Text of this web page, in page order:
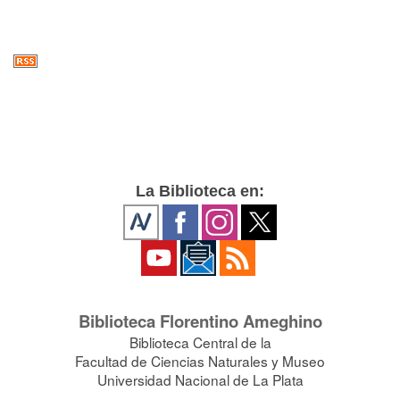
La Biblioteca en:
Biblioteca Florentino Ameghino
Biblioteca Central de la
Facultad de Ciencias Naturales y Museo
Universidad Nacional de La Plata